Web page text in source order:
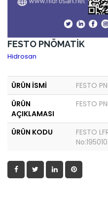
FESTO PNÖMATİK
Hidrosan
ÜRÜN İSMİ
FESTO
ÜRÜN
AÇIKLAMASI
FESTO
ÜRÜN KODU
FESTO
No:195010